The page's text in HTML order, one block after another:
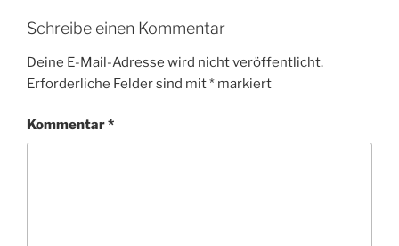
Schreibe einen Kommentar
Deine E-Mail-Adresse wird nicht veröffentlicht.
Erforderliche Felder sind mit* markiert
Kommentar*